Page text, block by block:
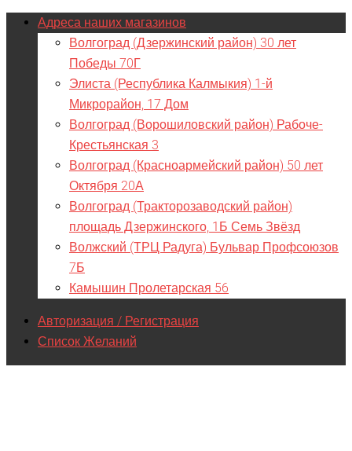
Адреса наших магазинов
Волгоград (Дзержинский район) 30 лет
Победы 70Г
Элиста (Республика Калмыкия) 1-й
Микрорайон, 17 Дом
Волгоград (Ворошиловский район) Рабоче-
Крестьянская 3
Волгоград (Красноармейский район) 50 лет
Октября 20А
Волгоград (Тракторозаводский район)
площадь Дзержинского, 1Б Семь Звёзд
Волжский (ТРЦ Радуга) Бульвар Профсоюзов
7Б
Камышин Пролетарская 56
Авторизация / Регистрация
Список Желаний